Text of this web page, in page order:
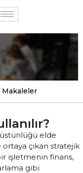
Makaleler
üstünlüğü elde
çıkan stratejik
işletmenin finans,
gibi